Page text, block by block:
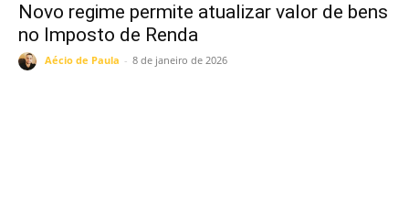
Novo regime permite atualizar valor de bens
no Imposto de Renda
Aécio de Paula - 8 de janeiro de 2026